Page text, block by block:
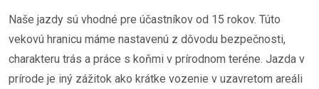
Naše jazdy sú vhodné pre účastníkov od 15 rokov. Túto
vekovú hranicu máme nastavenú z dôvodu bezpečnosti,
charakteru trás a práce s koňmi v prírodnom teréne. Jazda v
prírode je iný zážitok ako krátke vozenie v uzavretom areáli